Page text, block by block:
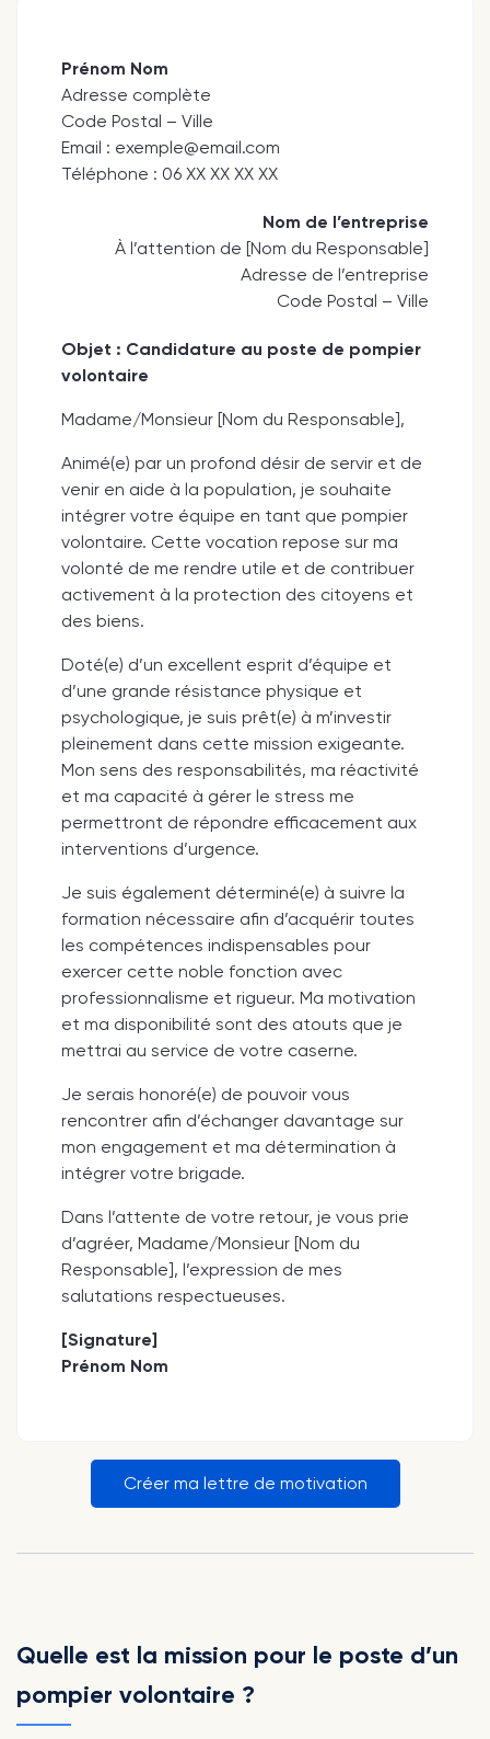
Prénom Nom
Adresse complète
Code Postal – Ville
Email : exemple@email.com
Téléphone : 06 XX XX XX XX
Nom de l’entreprise
À l’attention de [Nom du Responsable]
Adresse de l’entreprise
Code Postal – Ville
Objet : Candidature au poste de pompier
volontaire
Madame/Monsieur [Nom du Responsable],
Animé(e) par un profond désir de servir et de
venir en aide à la population, je souhaite
intégrer votre équipe en tant que pompier
volontaire. Cette vocation repose sur ma
volonté de me rendre utile et de contribuer
activement à la protection des citoyens et
des biens.
Doté(e) d’un excellent esprit d’équipe et
d’une grande résistance physique et
psychologique, je suis prêt(e) à m’investir
pleinement dans cette mission exigeante.
Mon sens des responsabilités, ma réactivité
et ma capacité à gérer le stress me
permettront de répondre efficacement aux
interventions d’urgence.
Je suis également déterminé(e) à suivre la
formation nécessaire afin d’acquérir toutes
les compétences indispensables pour
exercer cette noble fonction avec
professionnalisme et rigueur. Ma motivation
et ma disponibilité sont des atouts que je
mettrai au service de votre caserne.
Je serais honoré(e) de pouvoir vous
rencontrer afin d’échanger davantage sur
mon engagement et ma détermination à
intégrer votre brigade.
Dans l’attente de votre retour, je vous prie
d’agréer, Madame/Monsieur [Nom du
Responsable], l’expression de mes
salutations respectueuses.
[Signature]
Prénom Nom
Créer ma lettre de motivation
Quelle est la mission pour le poste d’un
pompier volontaire ?